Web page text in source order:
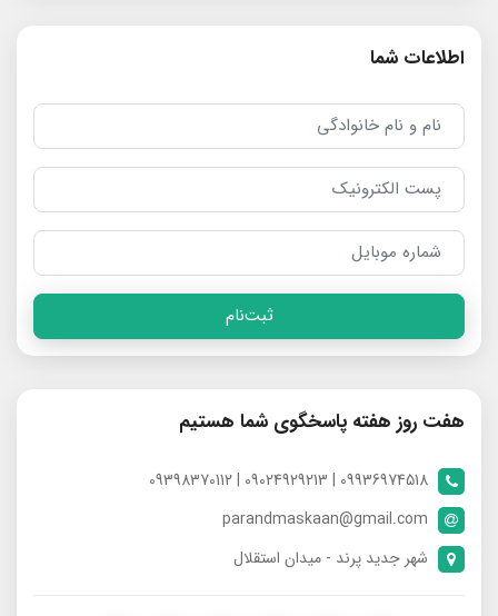
اطلاعات شما
ثبت‌نام
هفت روز هفته پاسخگوی شما هستیم
09936974518 | 09024929213 | 09398370112
parandmaskaan@gmail.com
شهر جدید پرند - میدان استقلال